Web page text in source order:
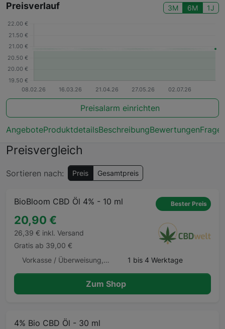
Preisverlauf 3M 6M 1J
Preisalarm einrichten
AngeboteProduktdetailsBeschreibungBewertungen
Preisvergleich
Sortieren nach: Preis Gesamtpreis
BioBloom CBD Öl 4% - 10 ml Bester Preis
20,90 €
26,39 € inkl. Versand
Gratis ab 39,00 €
Vorkasse / Überweisung, Klarna Rechnung, Klarna Ratenkauf
1 bis 4 Werktage
Zum Shop
4% Bio CBD Öl - 30 ml